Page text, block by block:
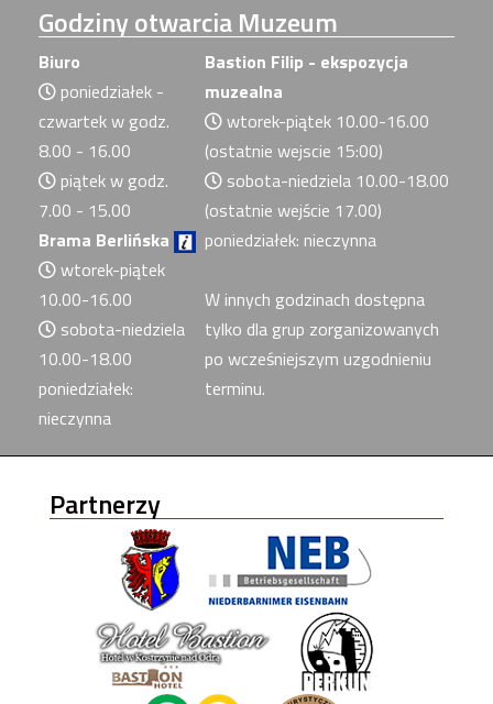
Godzinyotwarcia Muzeum
Biuro
poniedziałek -
czwartek w godz.
8.00 - 16.00
piątek w godz.
7.00 - 15.00
Brama Berlińska
wtorek-piątek
10.00-16.00
sobota-niedziela
10.00-18.00
poniedziałek:
nieczynna
Bastion Filip - ekspozycja
muzealna
wtorek-piątek 10.00-16.00
(ostatnie wejscie 15:00)
sobota-niedziela 10.00-18.00
(ostatnie wejście 17.00)
poniedziałek: nieczynna
W innych godzinach dostępna
tylko dla grup zorganizowanych
po wcześniejszym uzgodnieniu
terminu.
Partnerzy